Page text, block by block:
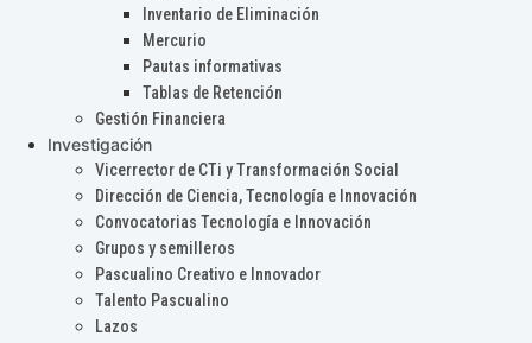
Inventario de Eliminación
Mercurio
Pautas informativas
Tablas de Retención
Gestión Financiera
Investigación
Vicerrector de CTi y Transformación Social
Dirección de Ciencia, Tecnología e Innovación
Convocatorias Tecnología e Innovación
Grupos y semilleros
Pascualino Creativo e Innovador
Talento Pascualino
Lazos